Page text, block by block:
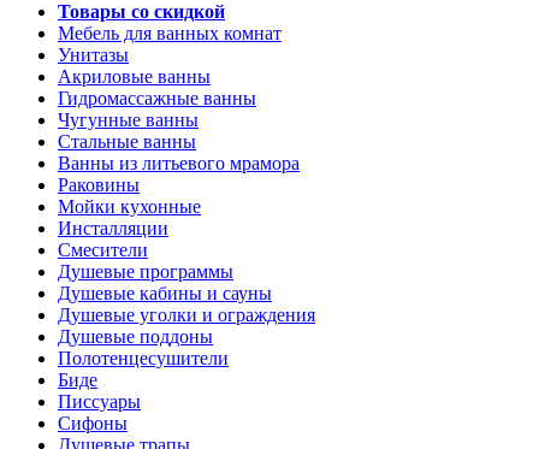
Товары со скидкой
Мебель для ванных комнат
Унитазы
Акриловые ванны
Гидромассажные ванны
Чугунные ванны
Стальные ванны
Ванны из литьевого мрамора
Раковины
Мойки кухонные
Инсталляции
Смесители
Душевые программы
Душевые кабины и сауны
Душевые уголки и ограждения
Душевые поддоны
Полотенцесушители
Биде
Писсуары
Сифоны
Душевые трапы